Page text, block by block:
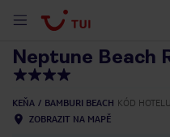
Neptune Beach
KEŇA BAMBURI BEACH KÓD HOTELU
ZOBRAZIT NA MAPĚ